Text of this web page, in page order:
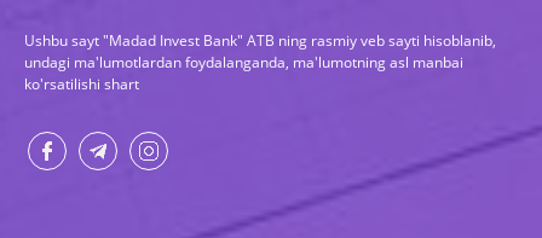
Ushbu sayt "Madad Invest Bank" ATB ning rasmiy veb sayti hisoblanib,
undagi ma'lumotlardan foydalanganda, ma'lumotning asl manbai
ko'rsatilishi shart